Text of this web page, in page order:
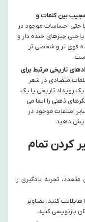
عجیب بین کلمات و
حتی احساسات موجود در
حتی چیزهای خنده دار و
قوی تر و شخصی تر
تاریخی مرتبط برای
کلمات متضادی در شعر
رویداد تاریخی یا یک
ذهنی را ایفا می
اطلاعات موجود در
دهید.
کردن تمام
تجربه یادگیری را
هایلایت کنید، تصاویر
بازنویسی کنید.